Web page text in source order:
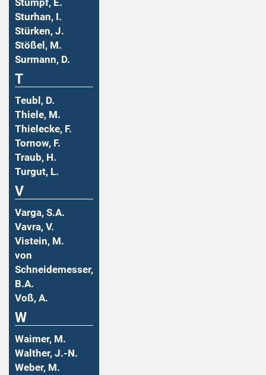
Stumpf, E.
Sturhan, I.
Stürken, J.
Stößel, M.
Surmann, D.
T
Teubl, D.
Thiele, M.
Thielecke, F.
Tornow, F.
Traub, H.
Turgut, L.
V
Varga, S.A.
Vavra, V.
Vistein, M.
von
Schneidemesser,
B.A.
Voß, A.
W
Waimer, M.
Walther, J.-N.
Weber, M.